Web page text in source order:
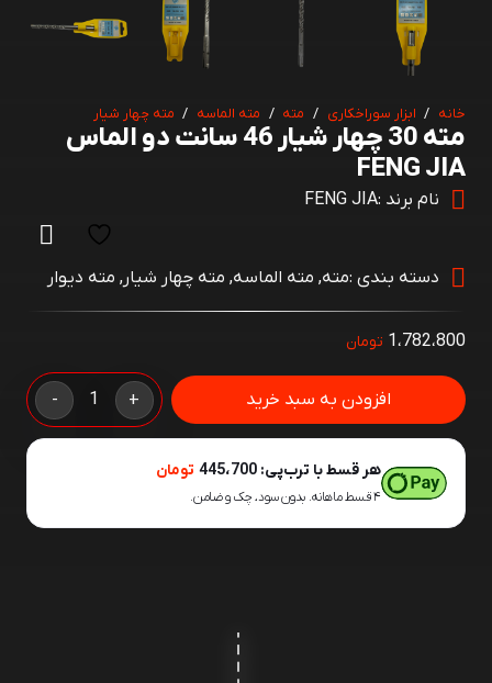
خانه / ابزار سوراخکاری / مته / مته الماسه / مته چهار شیار
مته 30 چهار شیار 46 سانت دو الماس
FENG JIA
نام برند :FENG JIA
دسته بندی :مته, مته الماسه, مته چهار شیار, مته دیوار
مته
30
شیار
+
- افزودن به سبد خرید
هر قسط با ترب‌پی: 445،700 تومان
۴ قسط ماهانه. بدون سود، چک و ضامن.
1،782،800 تومان